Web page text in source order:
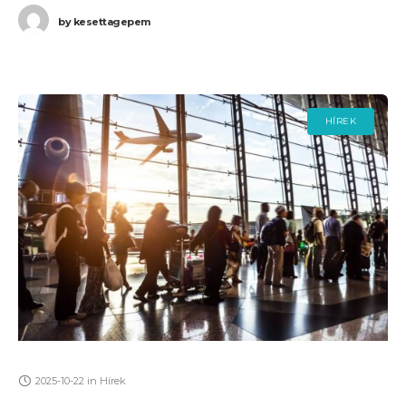
bykesettagepem
HÍREK
2025-10-22 in Hírek